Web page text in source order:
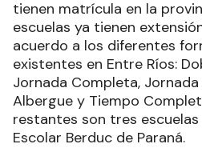
tienen matrícula en la
escuelas ya tienen
acuerdo a los diferentes
existentes en Entre Ríos:
Jornada Completa,
Albergue y Tiempo
restantes son tres
Escolar Berduc de Paraná.